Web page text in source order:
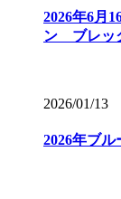
2026年6月
ン ブレッ
2026/01/13
2026年ブ